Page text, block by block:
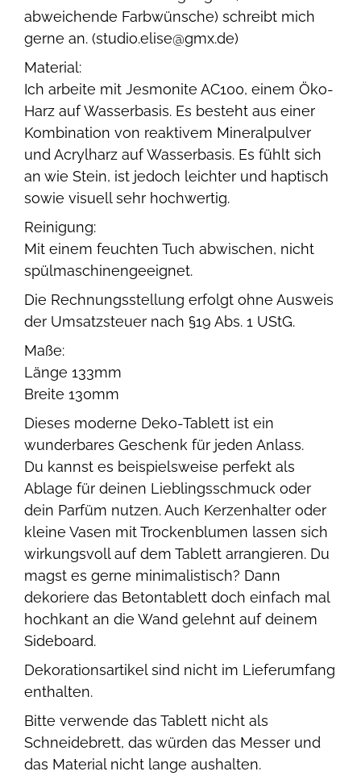
abweichende Farbwünsche) schreibt mich
gerne an. (studio.elise@gmx.de)
Material:
Ich arbeite mit Jesmonite AC100, einem Öko-
Harz auf Wasserbasis. Es besteht aus einer
Kombination von reaktivem Mineralpulver
und Acrylharz auf Wasserbasis. Es fühlt sich
an wie Stein, ist jedoch leichter und haptisch
sowie visuell sehr hochwertig.
Reinigung:
Mit einem feuchten Tuch abwischen, nicht
spülmaschinengeeignet.
Die Rechnungsstellung erfolgt ohne Ausweis
der Umsatzsteuer nach §19 Abs. 1 UStG.
Maße:
Länge 133mm
Breite 130mm
Dieses moderne Deko-Tablett ist ein
wunderbares Geschenk für jeden Anlass.
Du kannst es beispielsweise perfekt als
Ablage für deinen Lieblingsschmuck oder
dein Parfüm nutzen. Auch Kerzenhalter oder
kleine Vasen mit Trockenblumen lassen sich
wirkungsvoll auf dem Tablett arrangieren. Du
magst es gerne minimalistisch? Dann
dekoriere das Betontablett doch einfach mal
hochkant an die Wand gelehnt auf deinem
Sideboard.
Dekorationsartikel sind nicht im Lieferumfang
enthalten.
Bitte verwende das Tablett nicht als
Schneidebrett, das würden das Messer und
das Material nicht lange aushalten.